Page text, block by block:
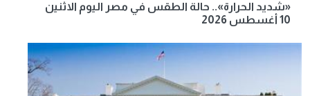
«شديد الحرارة».. حالة الطقس في مصر اليوم الاثنين
10 أغسطس 2026